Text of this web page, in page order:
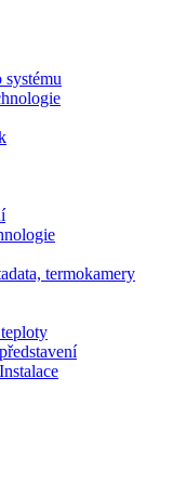
systému
termokamery